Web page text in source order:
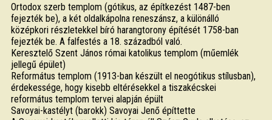
Ortodox szerb templom (gótikus, az építkezést 1487-ben
fejezték be), a két oldalkápolna reneszánsz, a különálló
középkori részletekkel bíró harangtorony építését 1758-ban
fejezték be. A falfestés a 18. századból való.
Keresztelő Szent János római katolikus templom (műemlék
jellegű épület)
Református templom (1913-ban készült el neogótikus stílusban),
érdekessége, hogy kisebb eltérésekkel a tiszakécskei
református templom tervei alapján épült
Savoyai-kastélyt (barokk) Savoyai Jenő építtette